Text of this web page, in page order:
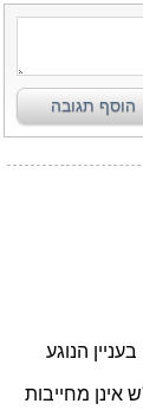
הוסף תגובה
הנוגע
אינן מחייבות